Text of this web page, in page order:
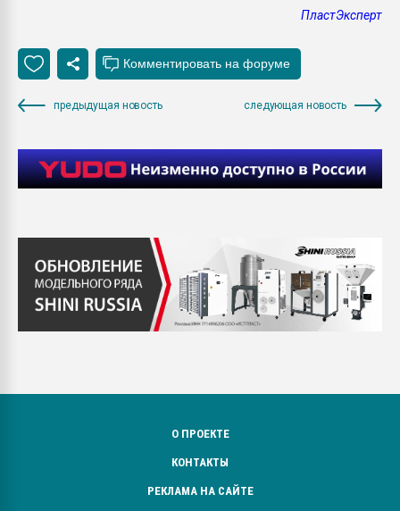
ПластЭксперт
предыдущая новость следующая новость
О ПРОЕКТЕ
КОНТАКТЫ
РЕКЛАМА НА САЙТЕ